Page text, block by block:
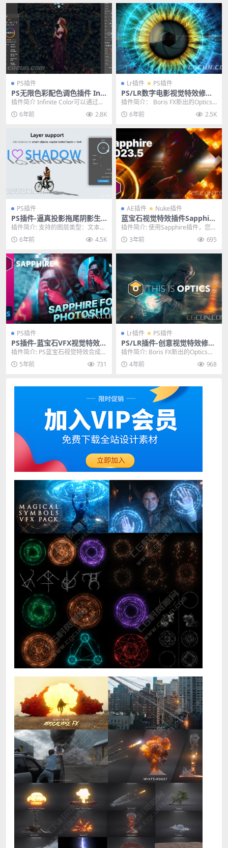
PS插件
PS无限色彩配色调色插件 Infi
nite Color Panel For Photo
shop 2020 Win
插件简介 Infinite Color可以通过曲
线、色彩平衡、色彩选取、渐变贴
图...6年前 2.8K
Lr插件 PS插件
PS/LR数字电影视觉特效修图
插件 Boris FX Optics 2021.2
WIN破解版
插件简介： Boris FX新出的Optics
是一款专注于修图的插件，支持Ph
o... 6年前 2.5K
PS插件
PS插件-逼真投影拖尾阴影生
成插件 Shadow Photoshop
Extension v1.0.3
插件简介: 支持的图层类型：文本，
智能对象或常规图层 选择角度（手
动设置或使用“...
6年前 4.5K
AE插件 Nuke插件
蓝宝石视觉特效插件Sapphire
2023.5 CE Ae/Pr/Ps/OFX/Ve
gas/Nuke/达芬奇Win一键安
装版
插件简介: 使用Sapphire插件，您可
以创造出任何主机原生效果工具所
无法比拟...
3年前 695
PS插件
PS插件-蓝宝石VFX视觉特效合
成插件 Sapphire 2022 Win
插件简介: PS蓝宝石视觉特效合成P
S插件 Sapphire 2022 Win，...
5年前 731
Lr插件 PS插件
PS/LR插件-创意视觉特效修图
插件 Boris FX Optics 2022
Win破解版
插件简介: Boris FX新出的Optics是
一款专注于修图的插件,用于图像
编...4年前 968